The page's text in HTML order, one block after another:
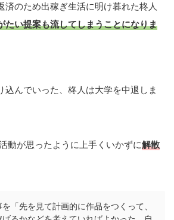
済のため出稼ぎ生活に明け暮れた柊人
たい提案も流してしまうことになりま
込んでいった、柊人は大学を中退しま
動が思ったように上手くいかずに解散
「先を見て計画的に作品をつくって、